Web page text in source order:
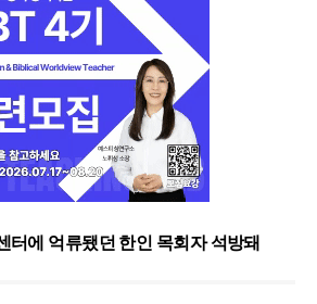
트라주 개종 금지법 시행… 기독교계
장기 개발 기반 확보
터에 억류됐던 한인 목회자 석방돼